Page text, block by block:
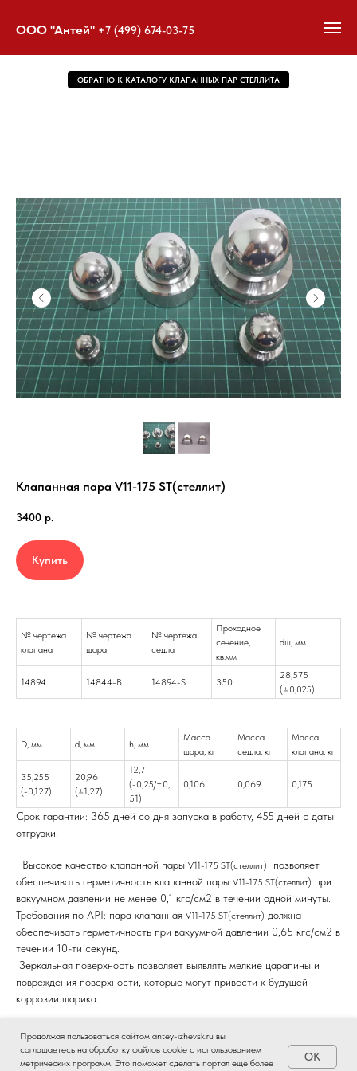
ООО "Антей" +7 (499) 674-03-75
Продолжая пользоваться сайтом antey-izhevsk.ru вы
соглашаетесь на обработку файлов cookie с использованием
метрических программ. Это поможет сделать портал еще более
OK
ОБРАТНО К КАТАЛОГУ КЛАПАННЫХ ПАР СТЕЛЛИТА
Клапанная пара V11-175 ST(стеллит)
3400 р.
Купить
№ чертежа
клапана
№ чертежа
шара
№ чертежа
седла
Проходное
cечение,
кв.мм
dш, мм
14894 14844-B 14894-S 350
28,575
(±0,025)
D, мм d, мм h, мм
Масса
шара, кг
Масса
седла, кг
Масса
клапана, кг
35,255
(-0,127)
20,96
(±1,27)
12,7
(-0,25/+0,
51)
0,106 0,069 0,175
Срок гарантии: 365 дней со дня запуска в работу, 455 дней с даты
отгрузки.
Высокое качество клапанной пары V11-175 ST(стеллит)
позволяет
обеспечивать герметичность клапанной пары V11-175 ST(стеллит) при
вакуумном давлении не менее 0,1 кгс/см2 в течении одной минуты.
Требования по API: пара клапанная V11-175 ST(стеллит) должна
обеспечивать герметичность при вакуумной давлении 0,65 кгс/см2 в
течении 10-ти секунд.
Зеркальная поверхность позволяет выявлять мелкие царапины и
повреждения поверхности, которые могут привести к будущей
коррозии шарика.
175 ST(стеллит), использовать насос ГШН при добычи нефти в жестких
условиях.